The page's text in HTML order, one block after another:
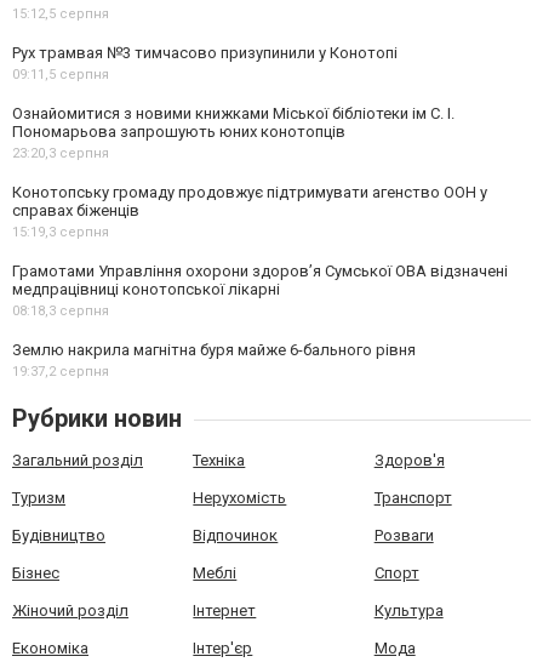
15:12,5 серпня
Рух трамвая №3 тимчасово призупинили у Конотопі
09:11,5 серпня
Ознайомитися з новими книжками Міської бібліотеки ім С. І.
Пономарьова запрошують юних конотопців
23:20,3 серпня
Конотопську громаду продовжує підтримувати агенство ООН у
справах біженців
15:19,3 серпня
Грамотами Управління охорони здоров’я Сумської ОВА відзначені
медпрацівниці конотопської лікарні
08:18,3 серпня
Землю накрила магнітна буря майже 6-бального рівня
19:37,2 серпня
Рубрики новин
Загальний розділ Техніка Здоров'я
Туризм Нерухомість Транспорт
Будівництво Відпочинок Розваги
Бізнес Меблі Спорт
Жіночий розділ Інтернет Культура
Економіка Інтер'єр Мода